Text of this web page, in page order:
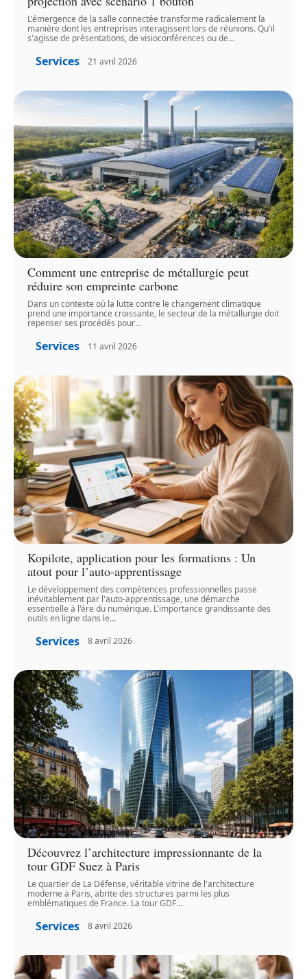
L'émergence de la salle connectée transforme radicalement la
manière dont les entreprises interagissent lors de réunions. Qu'il
s'agisse de présentations, de visioconférences ou de…
Services 21 avril 2026
Comment une entreprise de métallurgie peut
réduire son empreinte carbone
Dans un contexte où la lutte contre le changement climatique
prend une importance croissante, le secteur de la métallurgie doit
repenser ses procédés pour…
Services 11 avril 2026
Kopilote, application pour les formations : Un
atout pour l’auto-apprentissage
Le développement des compétences professionnelles passe
inévitablement par l'auto-apprentissage, une démarche
essentielle à l'ère du numérique. L'importance grandissante des
outils en ligne dans le…
Services 8 avril 2026
Découvrez l’architecture impressionnante de la
tour GDF Suez à Paris
Le quartier de La Défense, véritable vitrine de l'architecture
moderne à Paris, abrite des structures parmi les plus
emblématiques de France. La tour GDF…
Services 8 avril 2026